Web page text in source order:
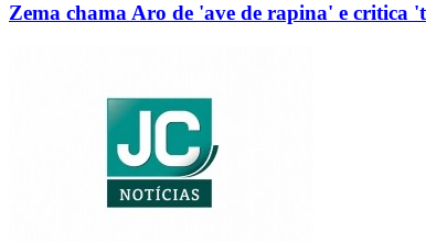
Zema chama Aro de 'ave de rapina' e critica